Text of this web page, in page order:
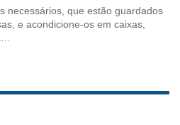
necessários, que estão guardados
e acondicione-os em caixas,